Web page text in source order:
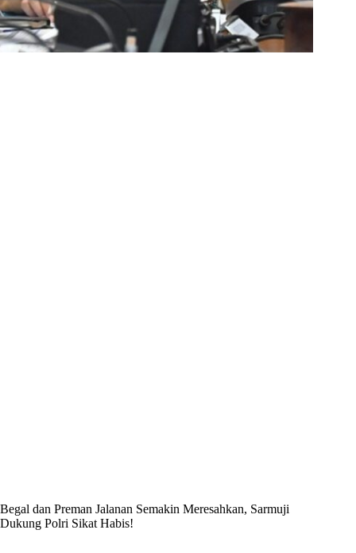
Begal dan Preman Jalanan Semakin Meresahkan, Sarmuji
Dukung Polri Sikat Habis!